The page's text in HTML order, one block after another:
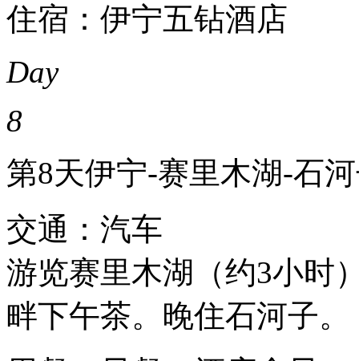
住宿：伊宁五钻酒店
Day
8
第8天伊宁-赛里木湖-石
交通：汽车
游览赛里木湖（约3小时
畔下午茶。晚住石河子。